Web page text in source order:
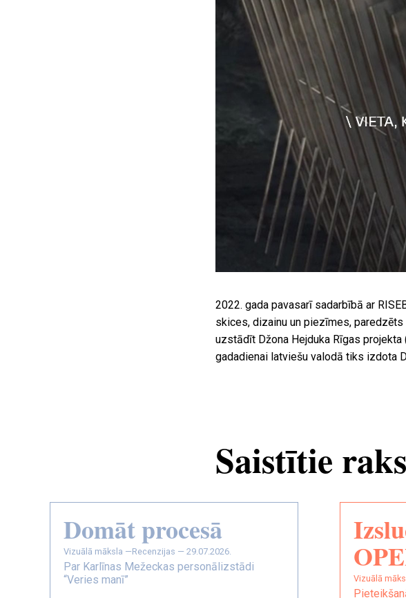
2022. gada pavasarī sadarbībā ar
skices, dizainu un piezīmes,
uzstādīt Džona Hejduka Rīgas projekta
gadadienai latviešu valodā tiks izdota
Saistītie
Domāt procesā
vizuālā māksla —Recenzijas — 29.07.2026.
Par Karlīnas Mežeckas personālizstādi
“Veries manī”
vizuālā